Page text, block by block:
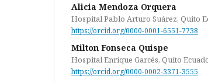
Alicia Mendoza Orquera
Hospital Pablo Arturo Suárez, Quito
https://orcid.org/0000-0001-6551-7738
Milton Fonseca Quispe
Hospital Enrique Garcés, Quito
https://orcid.org/0000-0002-3371-3555